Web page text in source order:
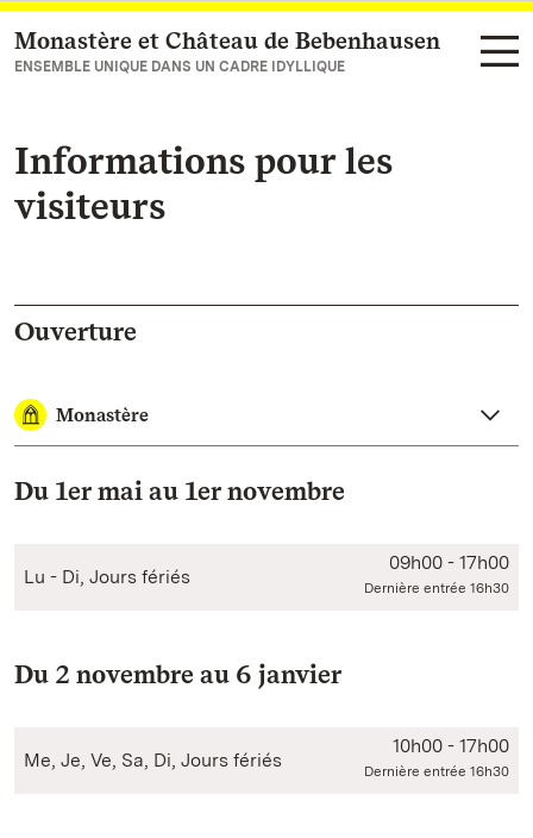
Vers la page d’accueil
Monastère et Château de Bebenhausen
ENSEMBLE UNIQUE DANS UN CADRE IDYLLIQUE
Informations pour les
visiteurs
Ouverture
Monastère
Du 1er mai au 1er novembre
Lu - Di, Jours fériés
09h00 - 17h00
Dernière entrée 16h30
Du 2 novembre au 6 janvier
Me, Je, Ve, Sa, Di, Jours fériés
10h00 - 17h00
Dernière entrée 16h30